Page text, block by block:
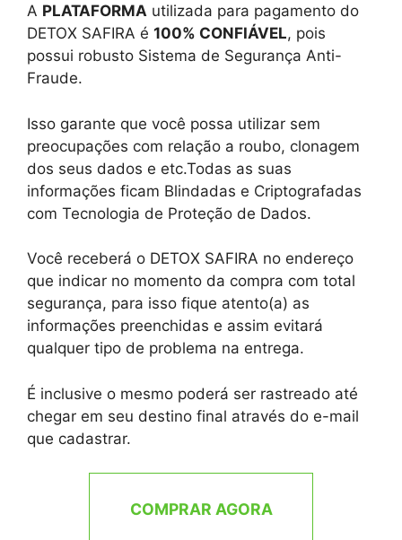
A PLATAFORMA utilizada para pagamento do
DETOX SAFIRA é 100% CONFIÁVEL, pois
possui robusto Sistema de Segurança Anti-
Fraude.
Isso garante que você possa utilizar sem
preocupações com relação a roubo, clonagem
dos seus dados e etc.Todas as suas
informações ficam Blindadas e Criptografadas
com Tecnologia de Proteção de Dados.
Você receberá o DETOX SAFIRA no endereço
que indicar no momento da compra com total
segurança, para isso fique atento(a) as
informações preenchidas e assim evitará
qualquer tipo de problema na entrega.
É inclusive o mesmo poderá ser rastreado até
chegar em seu destino final através do e-mail
que cadastrar.
COMPRAR AGORA